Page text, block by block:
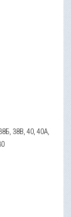
38В, 40, 40А,